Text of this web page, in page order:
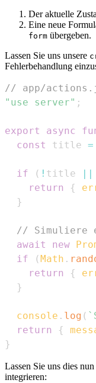
Der aktuelle
Eine neue
form übergeben.
Lassen Sie uns unsere
Fehlerbehandlung
// app/
"use server" ;
export async
const
title =
if ( ! title ||
return
{
}
// Simuliere
await
new
if
(Math .
return
{
}
console . log ( `
return
{
}
Lassen Sie uns dies
integrieren: